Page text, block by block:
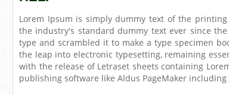
Lorem Ipsum is simply dummy text of the
the industry's standard dummy text ever since
type and scrambled it to make a type specimen
the leap into electronic typesetting, remaining
with the release of Letraset sheets containing
publishing software like Aldus PageMaker